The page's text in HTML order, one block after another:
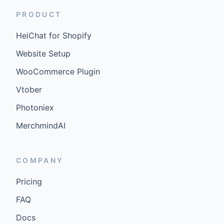
PRODUCT
HeiChat for Shopify
Website Setup
WooCommerce Plugin
Vtober
Photoniex
MerchmindAI
COMPANY
Pricing
FAQ
Docs